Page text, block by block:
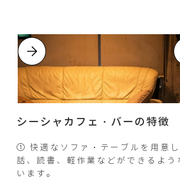
シーシャカフェ・バーの特徴
① 快適なソファ・テーブルを用意
話、読書、軽作業などができるよう
います。